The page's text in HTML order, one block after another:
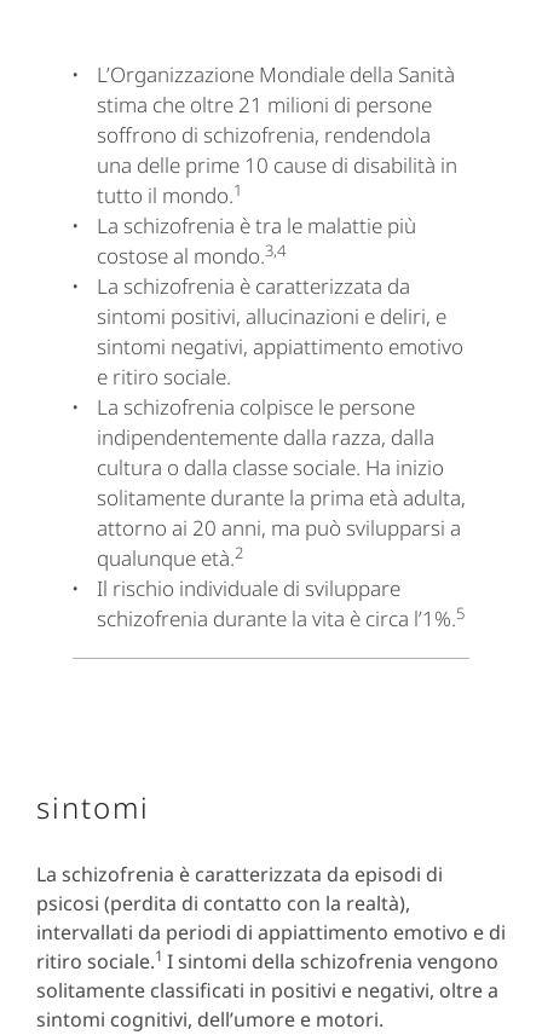
L’Organizzazione Mondiale della Sanità
stima che oltre 21 milioni di persone
soffrono di schizofrenia, rendendola
una delle prime 10 cause di disabilità in
tutto il mondo.1
La schizofrenia è tra le malattie più
costose al mondo.3,4
La schizofrenia è caratterizzata da
sintomi positivi, allucinazioni e deliri, e
sintomi negativi, appiattimento emotivo
e ritiro sociale.
La schizofrenia colpisce le persone
indipendentemente dalla razza, dalla
cultura o dalla classe sociale. Ha inizio
solitamente durante la prima età adulta,
attorno ai 20 anni, ma può svilupparsi a
qualunque età.2
Il rischio individuale di sviluppare
schizofrenia durante la vita è circa l’1%.5
sintomi
La schizofrenia è caratterizzata da episodi di
psicosi (perdita di contatto con la realtà),
intervallati da periodi di appiattimento emotivo e di
ritiro sociale.1 I sintomi della schizofrenia vengono
solitamente classificati in positivi e negativi, oltre a
sintomi cognitivi, dell’umore e motori.